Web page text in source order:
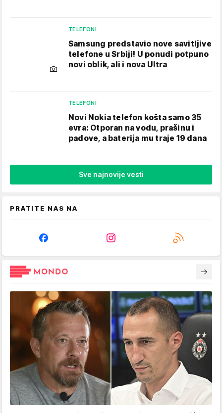
TELEFONI
Samsung predstavio nove savitljive
telefone u Srbiji! U ponudi potpuno
novi oblik, ali i nova Ultra
TELEFONI
Novi Nokia telefon košta samo 35
evra: Otporan na vodu, prašinu i
padove, a baterija mu traje 19 dana
Sve najnovije vesti
PRATITE NAS NA